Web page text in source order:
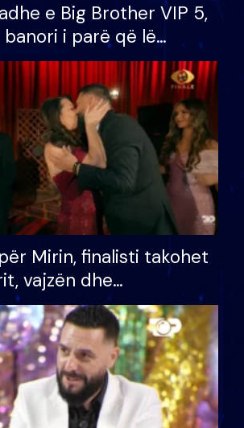
e Big Brother VIP 5,
i parë që lë
humb mundësinë për
e madh
Mirin, finalisti takohet
vajzën dhe
S’kemi ndonjë letër
jo?